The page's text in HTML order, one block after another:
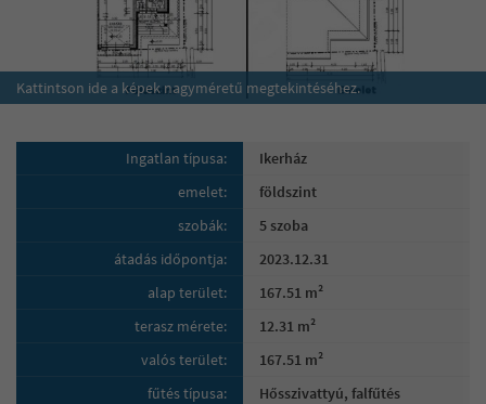
Kattintson ide a képek nagyméretű megtekintéséhez.
Ingatlan típusa:
Ikerház
emelet:
földszint
szobák:
5 szoba
átadás időpontja:
2023.12.31
alap terület:
167.51 m²
terasz mérete:
12.31 m²
valós terület:
167.51 m²
fűtés típusa:
Hősszivattyú, falfűtés